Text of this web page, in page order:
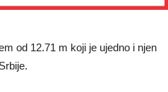
od 12.71 m koji je ujedno i njen